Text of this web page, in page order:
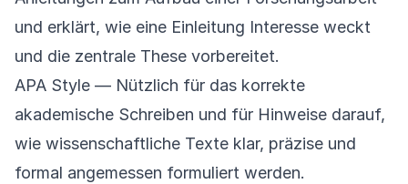
und erklärt, wie eine Einleitung Interesse weckt
und die zentrale These vorbereitet.
APA Style — Nützlich für das korrekte
akademische Schreiben und für Hinweise darauf,
wie wissenschaftliche Texte klar, präzise und
formal angemessen formuliert werden.